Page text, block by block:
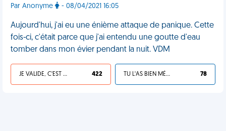
Par Anonyme - 08/04/2021 16:05
Aujourd'hui, j'ai eu une énième attaque de panique. Cette
fois-ci, c'était parce que j'ai entendu une goutte d'eau
tomber dans mon évier pendant la nuit. VDM
JE VALIDE, C'EST UNE VDM 422 TU L'AS BIEN MÉRITÉ 78